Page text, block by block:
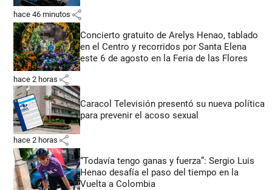
hace 46 minutos share
Concierto gratuito de Arelys Henao, tablado
en el Centro y recorridos por Santa Elena
este 6 de agosto en la Feria de las Flores
hace 2 horas share
Caracol Televisión presentó su nueva política
para prevenir el acoso sexual
hace 2 horas share
“Todavía tengo ganas y fuerza”: Sergio Luis
Henao desafía el paso del tiempo en la
Vuelta a Colombia